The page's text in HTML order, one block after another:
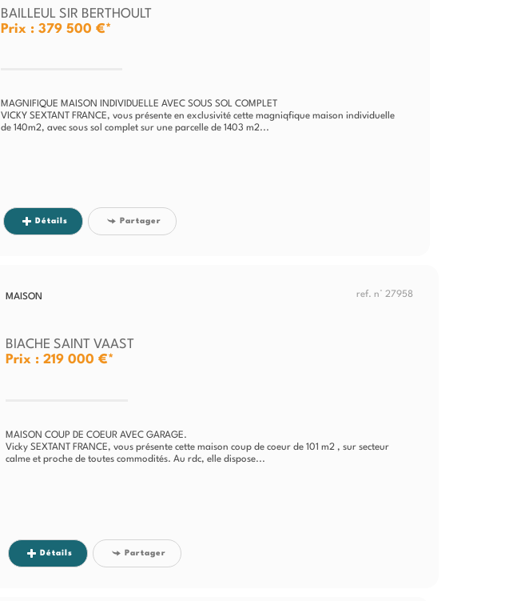
BAILLEUL SIR BERTHOULT
Prix : 379 500 €*
MAGNIFIQUE MAISON INDIVIDUELLE AVEC SOUS SOL COMPLET
VICKY SEXTANT FRANCE, vous présente en exclusivité cette magniqfique maison individuelle
de 140m2, avec sous sol complet sur une parcelle de 1403 m2...
Détails Partager
MAISON ref. n° 27958
BIACHE SAINT VAAST
Prix : 219 000 €*
MAISON COUP DE COEUR AVEC GARAGE.
Vicky SEXTANT FRANCE, vous présente cette maison coup de coeur de 101 m2 , sur secteur
calme et proche de toutes commodités. Au rdc, elle dispose...
Détails Partager